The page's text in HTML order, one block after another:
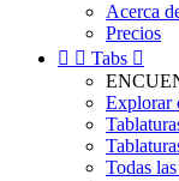
Acerca
Precios
  Tabs 
Explorar
Todas